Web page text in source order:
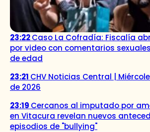
23:22Caso La Cofradía: Fiscalía
por video con comentarios
de edad
23:21 CHV Noticias Central |
de 2026
23:19 Cercanos al imputado por
en Vitacura revelan nuevos
episodios de "bullying"